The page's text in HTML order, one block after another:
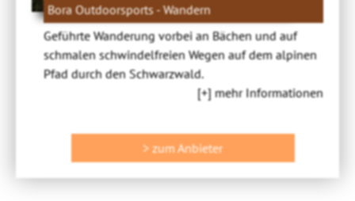
Bora Outdoorsports - Wandern
Geführte Wanderung vorbei an Bächen und auf
schmalen schwindelfreien Wegen auf dem alpinen
Pfad durch den Schwarzwald.
[+] mehr Informationen
> zum Anbieter